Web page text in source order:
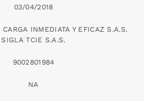
03/04/2018
CARGA INMEDIATA Y EFICAZ S.A.S.
SIGLA TCIE S.A.S.
9002801984
NA